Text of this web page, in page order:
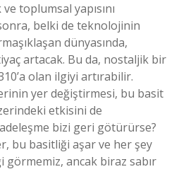
toplumsal yapısını
belki de teknolojinin
dünyasında,
artacak. Bu da, nostaljik bir
olan ilgiyi artırabilir.
yer değiştirmesi, bu basit
etkisini de
bizi geri götürürse?
bu basitliği aşar ve her şey
görmemiz, ancak biraz sabır